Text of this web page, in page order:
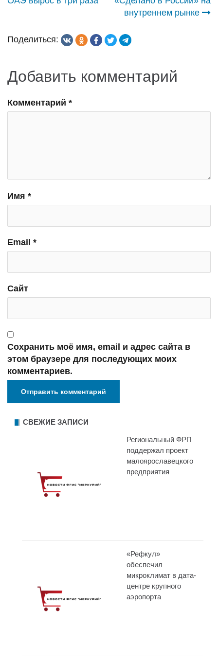
внутреннем рынке
Поделиться:
Добавить комментарий
Комментарий *
Имя *
Email *
Сайт
Сохранить моё имя, email и адрес сайта в
этом браузере для последующих моих
комментариев.
СВЕЖИЕ ЗАПИСИ
Региональный ФРП
поддержал проект
малоярославецкого
предприятия
«Рефкул»
обеспечил
микроклимат в дата-
центре крупного
аэропорта